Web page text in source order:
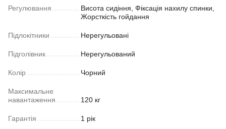
Регулювання
Висота сидіння, Фіксація нахилу спинки,
Жорсткість гойдання
Підлокітники Нерегульовані
Підголівник Нерегульований
Колір Чорний
Максимальне
навантаження
120 кг
Гарантія 1 рік